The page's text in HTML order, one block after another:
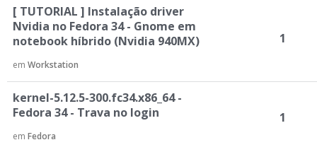
[ TUTORIAL ] Instalação driver
Nvidia no Fedora 34 - Gnome em
notebook híbrido (Nvidia 940MX)
em Workstation
1
kernel-5.12.5-300.fc34.x86_64 -
Fedora 34 - Trava no login
em Fedora
1